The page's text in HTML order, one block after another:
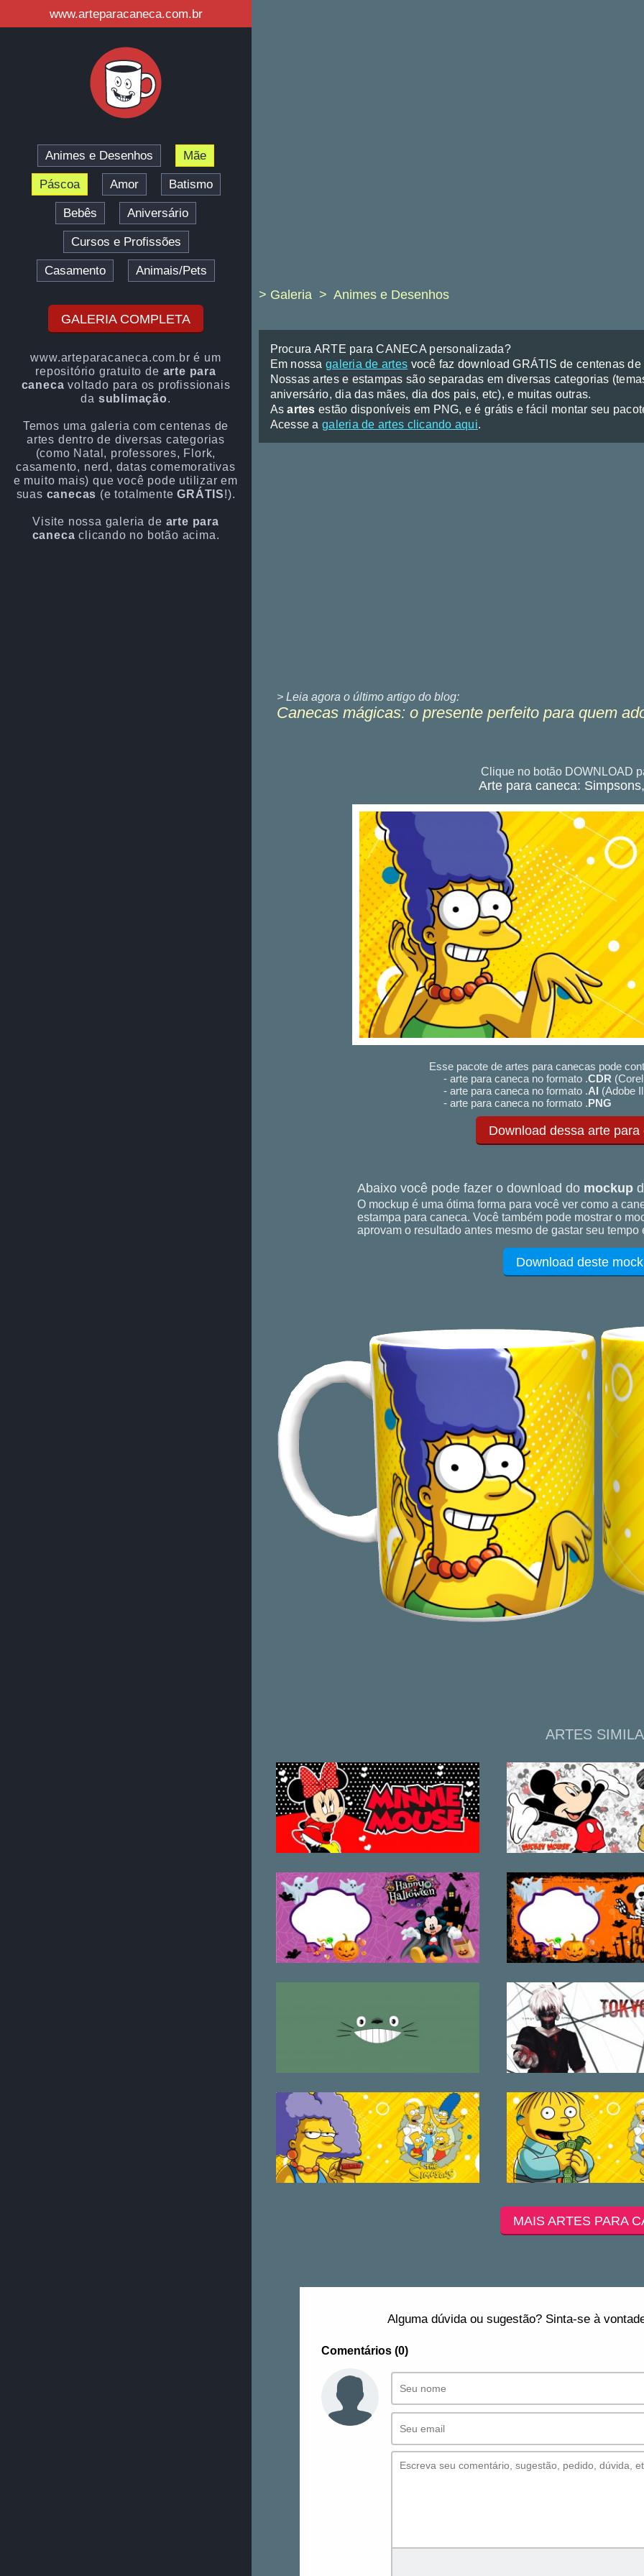
www.arteparacaneca.com.br
Animes e Desenhos Mãe
Páscoa Amor Batismo
Bebês Aniversário
Cursos e Profissões
Casamento Animais/Pets
GALERIA COMPLETA
www.arteparacaneca.com.br é um
repositório gratuito de arte para
caneca voltado para os profissionais
da sublimação.
Temos uma galeria com centenas de
artes dentro de diversas categorias
(como Natal, professores, Flork,
casamento, nerd, datas comemorativas
e muito mais) que você pode utilizar em
suas canecas (e totalmenteGRÁTIS!).
Visite nossa galeria de arte para
caneca clicando no botão acima.
> Galeria Animes e Desenhos
Procura ARTE para CANECA personalizada?
Em nossa galeria de artes você faz download GRÁTIS de centenas
Nossas artes e estampas são separadas em diversas categorias
aniversário, dia das mães, dia dos pais, etc), e muitas outras.
Asartes estão disponíveis em PNG, e é grátis e fácil montar seu
Acesse a galeria de artes clicando aqui.
> Leia agora o último artigo do blog:
Canecas mágicas: o presente perfeito para quem
Clique no botão DOWNLOAD
Arte para caneca:
Esse pacote de artes para canecas pode
- arte para caneca no formato .CDR
- arte para caneca no formato .AI (Adobe
- arte para caneca no formato .PNG
Download dessa arte
Abaixo você pode fazer o download do mockup
O mockup é uma ótima forma para você ver como a
estampa para caneca. Você também pode mostrar o
aprovam o resultado antes mesmo de gastar seu tempo
Download deste
ARTES
MAIS ARTES PARA
Alguma dúvida ou sugestão? Sinta-se à
Comentários (0)